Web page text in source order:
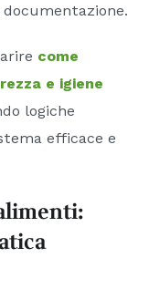
come
e igiene
logiche
efficace e